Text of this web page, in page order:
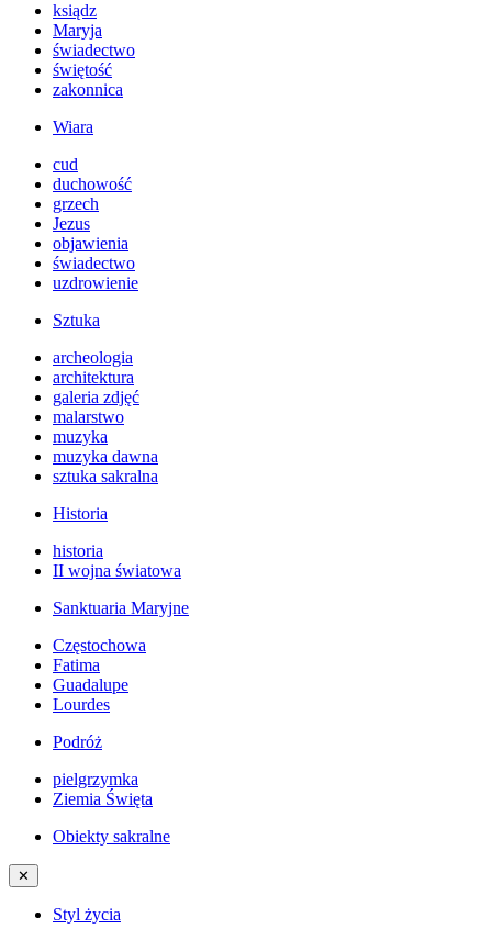
ksiądz
Maryja
świadectwo
świętość
zakonnica
Wiara
cud
duchowość
grzech
Jezus
objawienia
świadectwo
uzdrowienie
Sztuka
archeologia
architektura
galeria zdjęć
malarstwo
muzyka
muzyka dawna
sztuka sakralna
Historia
historia
II wojna światowa
Sanktuaria Maryjne
Częstochowa
Fatima
Guadalupe
Lourdes
Podróż
pielgrzymka
Ziemia Święta
Obiekty sakralne
✕
Styl życia